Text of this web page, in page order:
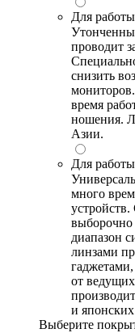
Для
проводит
снизить
время
ношения.
Азии.
Для
много
выборочно
диапазон
линзами
от
и
Выберите